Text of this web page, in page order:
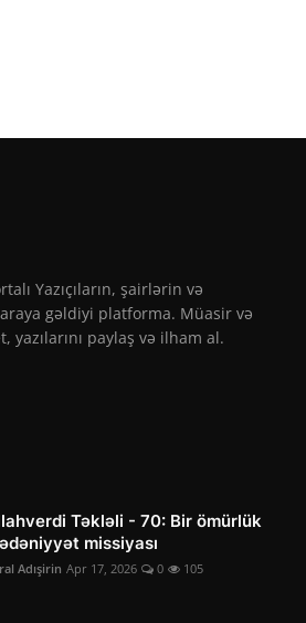
Yazıçıların, şairlərin və
gəldiyi platforma. Müasir və
yazılarını paylaş və ilham al.
Təkləli - 70: Bir ömürlük
missiyası
Adışirin Apr 17, 2026 0 105